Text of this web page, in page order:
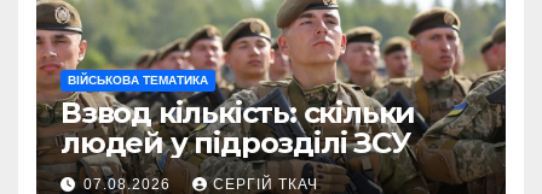
ВІЙСЬКОВА ТЕМАТИКА
Взвод кількість: скільки
людей у підрозділі ЗСУ
07.08.2026 СЕРГІЙ ТКАЧ